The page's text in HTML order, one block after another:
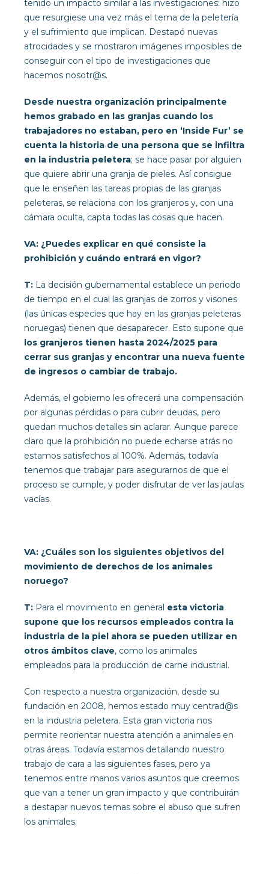
tenido un impacto similar a las investigaciones: hizo
que resurgiese una vez más el tema de la peletería
y el sufrimiento que implican. Destapó nuevas
atrocidades y se mostraron imágenes imposibles de
conseguir con el tipo de investigaciones que
hacemos nosotr@s.
Desde nuestra organización principalmente
hemos grabado en las granjas cuando los
trabajadores no estaban, pero en ‘Inside Fur’ se
cuenta la historia de una persona que se infiltra
en la industria peletera; se hace pasar por alguien
que quiere abrir una granja de pieles. Así consigue
que le enseñen las tareas propias de las granjas
peleteras, se relaciona con los granjeros y, con una
cámara oculta, capta todas las cosas que hacen.
VA: ¿Puedes explicar en qué consiste la
prohibición y cuándo entrará en vigor?
T: La decisión gubernamental establece un periodo
de tiempo en el cual las granjas de zorros y visones
(las únicas especies que hay en las granjas peleteras
noruegas) tienen que desaparecer. Esto supone que
los granjeros tienen hasta 2024/2025 para
cerrar sus granjas y encontrar una nueva fuente
de ingresos o cambiar de trabajo.
Además, el gobierno les ofrecerá una compensación
por algunas pérdidas o para cubrir deudas, pero
quedan muchos detalles sin aclarar. Aunque parece
claro que la prohibición no puede echarse atrás no
estamos satisfechos al 100%. Además, todavía
tenemos que trabajar para asegurarnos de que el
proceso se cumple, y poder disfrutar de ver las jaulas
vacías.
VA: ¿Cuáles son los siguientes objetivos del
movimiento de derechos de los animales
noruego?
T: Para el movimiento en general esta victoria
supone que los recursos empleados contra la
industria de la piel ahora se pueden utilizar en
otros ámbitos clave, como los animales
empleados para la producción de carne industrial.
Con respecto a nuestra organización, desde su
fundación en 2008, hemos estado muy centrad@s
en la industria peletera. Esta gran victoria nos
permite reorientar nuestra atención a animales en
otras áreas. Todavía estamos detallando nuestro
trabajo de cara a las siguientes fases, pero ya
tenemos entre manos varios asuntos que creemos
que van a tener un gran impacto y que contribuirán
a destapar nuevos temas sobre el abuso que sufren
los animales.